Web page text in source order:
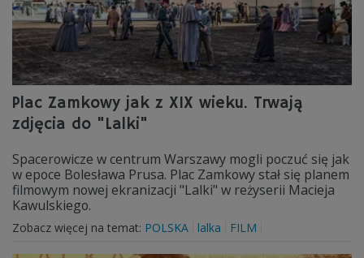
Plac Zamkowy jak z XIX wieku. Trwają
zdjęcia do "Lalki"
Spacerowicze w centrum Warszawy mogli poczuć się jak
w epoce Bolesława Prusa. Plac Zamkowy stał się planem
filmowym nowej ekranizacji "Lalki" w reżyserii Macieja
Kawulskiego.
Zobacz więcej na temat: POLSKA lalka FILM